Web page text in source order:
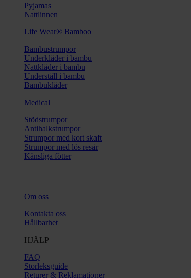
Pyjamas
Nattlinnen
Life Wear® Bamboo
Bambustrumpor
Underkläder i bambu
Nattkläder i bambu
Underställ i bambu
Bambukläder
Medical
Stödstrumpor
Antihalkstrumpor
Strumpor med kort skaft
Strumpor med lös resår
Känsliga fötter
Om oss
Kontakta oss
Hållbarhet
HJÄLP
FAQ
Storleksguide
Returer & Reklamationer